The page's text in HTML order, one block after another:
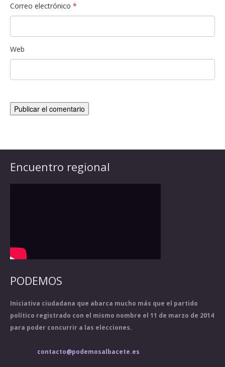
Correo electrónico *
Web
Encuentro regional
PODEMOS
Iniciativa ciudadana que abarca mucho más que el partido
político registrado con el mismo nombre el 11 de marzo de 2014
para poder concurrir a las elecciones.
contacto@podemosalbacete.es